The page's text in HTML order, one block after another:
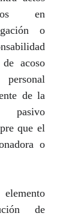
en
o
acoso
de la
pasivo
que el
o
de